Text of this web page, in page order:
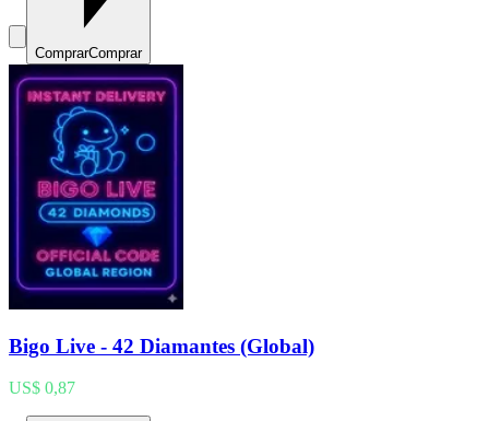
ComprarComprar
Bigo Live - 42 Diamantes (Global)
US$ 0,87